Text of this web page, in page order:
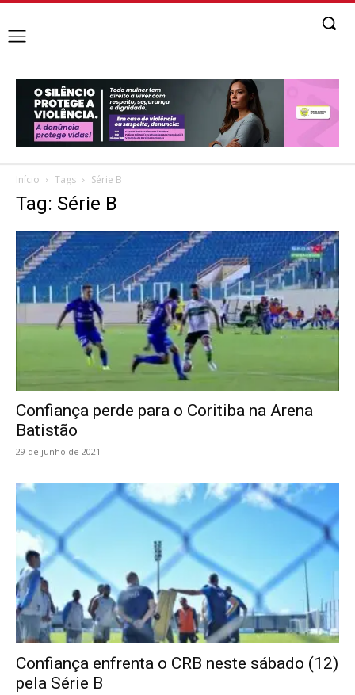
Início Tags Série B
Tag: Série B
Confiança perde para o Coritiba na Arena
Batistão
29 de junho de 2021
Confiança enfrenta o CRB neste sábado (12)
pela Série B